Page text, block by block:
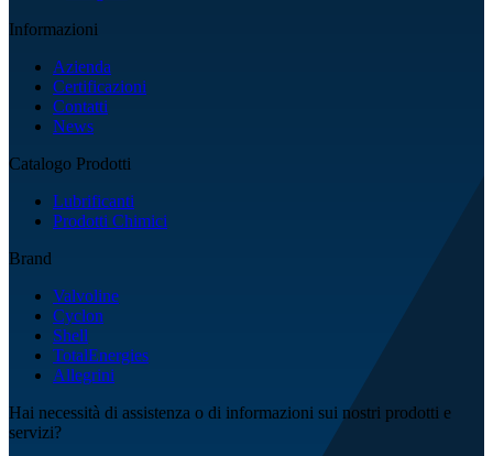
Informazioni
Azienda
Certificazioni
Contatti
News
Catalogo Prodotti
Lubrificanti
Prodotti Chimici
Brand
Valvoline
Cyclon
Shell
TotalEnergies
Allegrini
Hai necessità di assistenza o di informazioni sui nostri prodotti e
servizi?